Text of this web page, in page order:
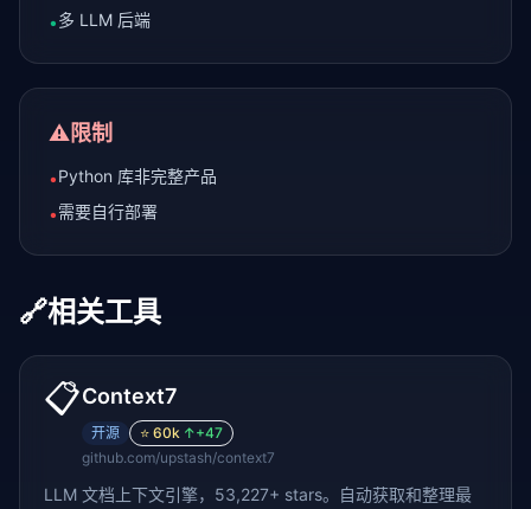
•多 LLM 后端
⚠️限制
•Python 库非完整产品
•需要自行部署
🔗相关工具
📋Context7
开源 ⭐ 60k ↑+47
github.com/upstash/context7
LLM 文档上下文引擎，53,227+ stars。自动获取和整理最